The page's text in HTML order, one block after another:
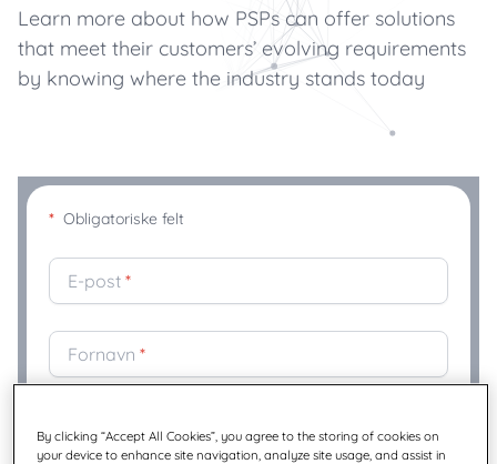
Learn more about how PSPs can offer solutions
that meet their customers’ evolving requirements
by knowing where the industry stands today
* Obligatoriske felt
E-post *
Fornavn *
Etternavn *
By clicking “Accept All Cookies”, you agree to the storing of cookies on
your device to enhance site navigation, analyze site usage, and assist in